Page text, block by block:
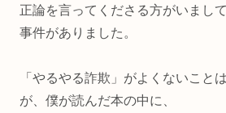
正論を言ってくださる方がいまし
事件がありました。
「やるやる詐欺」がよくないこと
が、僕が読んだ本の中に、